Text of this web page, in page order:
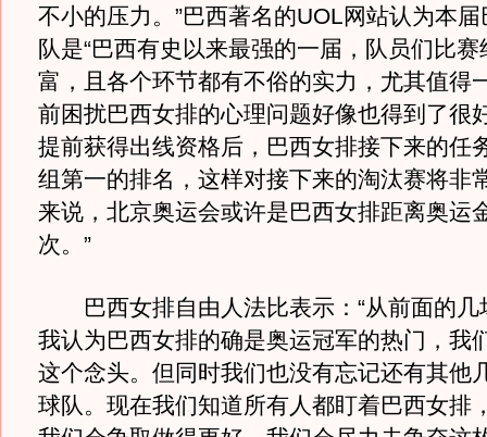
不小的压力。”巴西著名的UOL网站认为本
队是“巴西有史以来最强的一届，队员们比
富，且各个环节都有不俗的实力，尤其值得
前困扰巴西女排的心理问题好像也得到了很
提前获得出线资格后，巴西女排接下来的任
组第一的排名，这样对接下来的淘汰赛将非
来说，北京奥运会或许是巴西女排距离奥运
次。”
巴西女排自由人法比表示：“从前面的几
我认为巴西女排的确是奥运冠军的热门，我
这个念头。但同时我们也没有忘记还有其他
球队。现在我们知道所有人都盯着巴西女排